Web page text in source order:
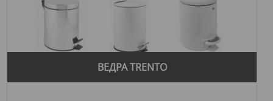
ВЕДРА TRENTO